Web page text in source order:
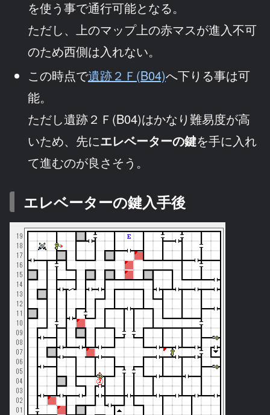
を使う事で通行可能となる。
ただし、上のマップ上の赤マスが進入不可
のため西側は入れない。
この時点で遺跡２Ｆ(B04)へ下りる事は可
能。
ただし遺跡２Ｆ(B04)はかなり難易度が高
いため、先にエレベーターの鍵を手に入れ
て進むのが良さそう。
エレベーターの鍵入手後